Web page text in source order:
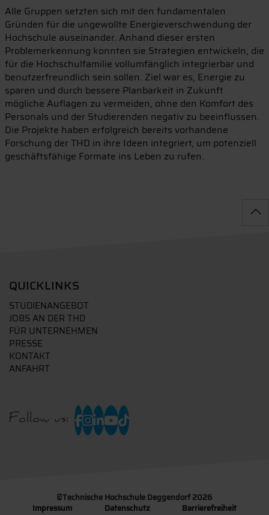
Alle Gruppen setzten sich mit den fundamentalen
Gründen für die ungewollte Energieverschwendung der
Hochschule auseinander. Anhand dieser ersten
Problemerkennung konnten sie Strategien entwickeln, die
für die Hochschulfamilie vollumfänglich integrierbar und
benutzerfreundlich sein sollen. Ziel war es, Energie zu
sparen und durch bessere Planbarkeit in Zukunft
mögliche Auflagen zu vermeiden, ohne den Komfort des
Personals und der Studierenden negativ zu beeinflussen.
Die Projekte haben erfolgreich bereits vorhandene
Forschung der THD in ihre Ideen integriert, um potenziell
geschäftsfähige Formate ins Leben zu rufen.
QUICKLINKS
STUDIENANGEBOT
JOBS AN DER THD
FÜR UNTERNEHMEN
PRESSE
KONTAKT
ANFAHRT
Follow us:
©Technische Hochschule Deggendorf 2026
Impressum
Datenschutz Barrierefreiheit